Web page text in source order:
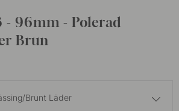
- 96mm - Polerad
Brun
Brunt Läder